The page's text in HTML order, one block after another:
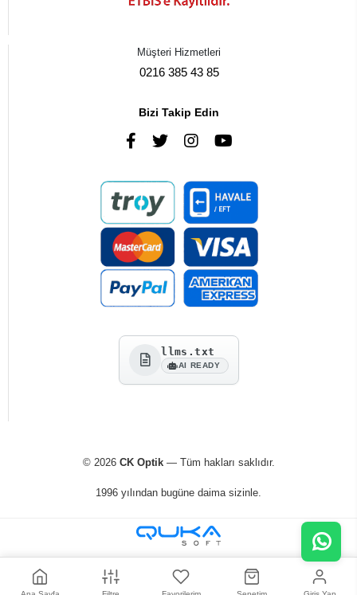
Müşteri Hizmetleri
0216 385 43 85
Bizi Takip Edin
llms.txt
AI READY
© 2026 CK Optik— Tüm hakları saklıdır.
1996 yılından bugüne daima sizinle.